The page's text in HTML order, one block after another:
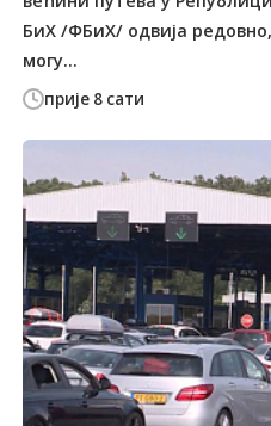
прије 8 сати
БиХ /ФБиХ/ одвија
могу...